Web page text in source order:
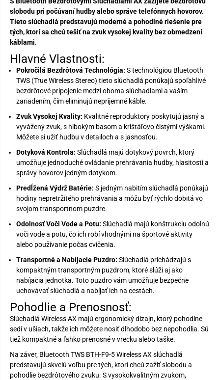
N
A
slobodu pri počúvaní hudby alebo správe telefónnych hovorov.
Tieto slúchadlá predstavujú moderné a pohodlné riešenie pre
tých, ktorí sa chcú tešiť na zvuk vysokej kvality bez obmedzení
káblami.
Hlavné Vlastnosti:
Pokročilá Bezdrôtová Technológia: S technológiou Bluetooth
TWS (True Wireless Stereo) tieto slúchadlá ponúkajú spoľahlivé
bezdrôtové pripojenie medzi oboma slúchadlami a vaším
zariadením, čím eliminujú nepríjemné káble.
Zvuk Vysokej Kvality: Kvalitné reproduktory poskytujú jasný a
vyvážený zvuk, s hlbokým basom a krištáľovo čistými výškami.
Môžete si užiť hudbu v detailoch a s jasnosťou.
Dotyková Kontrola: Slúchadlá majú dotykový povrch, ktorý
umožňuje jednoduché ovládanie prehrávania hudby, hlasitosti a
správy hovorov jedným dotykom.
Predĺžená Výdrž Batérie: S jedným nabitím slúchadlá ponúkajú
hodiny nepretržitého prehrávania a môžu byť rýchlo dobitá vo
svojom transportnom puzdre.
Odolnosť Voči Vode a Potu: Slúchadlá majú konštrukciu odolnú
voči vode a potu, čo ich robí vhodnými na športové aktivity
alebo používanie počas cvičenia.
Transportné a Nabíjacie Puzdro: Slúchadlá prichádzajú s
kompaktným transportným puzdrom, ktoré slúži aj ako
nabíjacia jednotka. Toto puzdro vám umožňuje bezpečne
uchovávať slúchadlá a nabíjať ich na cestách.
Pohodlie a Prenosnosť:
Slúchadlá Wireless AX majú ergonomický dizajn, ktorý pohodlne
sedí v ušiach, takže ich môžete nosiť dlhodobo bez nepohodlia. Sú
tiež kompaktné a ľahko prenosné v vrecku alebo taške.
Na záver, Bluetooth TWS BTH-F9-5 Wireless AX slúchadlá
predstavujú skvelú voľbu pre tých, ktorí chcú zažiť slobodu a
pohodlie bezdrôtového zvuku. S vysokokvalitným zvukom,